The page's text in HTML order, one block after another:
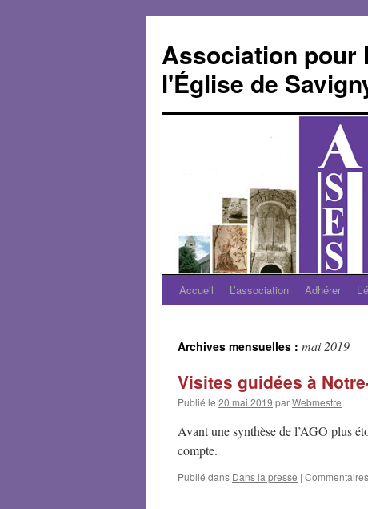
contenu
Association pour
l'Église de
Accueil L’association Adhérer
Archives mensuelles : mai 2019
Visites guidées à
Publié le 20 mai 2019 parWebmestre
Avant une synthèse de l’AGO plus
compte.
Publié dans Dans la presse |